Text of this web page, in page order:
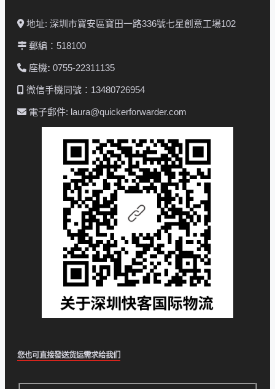
地址: 深圳市寶安區寶田一路336號七星創意工場102
郵編：518100
座機: 0755-22311135
微信手機同號：13480726954
電子郵件: laura@quickerforwarder.com
您也可直接發送货运需求给我们